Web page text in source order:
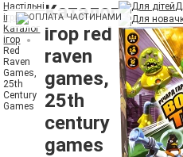
Настільні
ігри
Каталог
ігор
Red
Raven
Games,
25th
Century
Games
Каталог
ігор red
raven
games,
25th
century
games